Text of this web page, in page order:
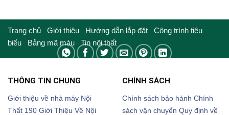
Trang chủ Giới thiệu Hướng dẫn lắp đặt Công trình tiêu
biểu
Bảng mã màu Tin nội thất
THÔNG TIN CHUNG
Giới thiệu về nhà máy Nội
Thất 190 Giới Thiệu Về Nội
CHÍNH SÁCH
Chính sách bảo hành Chính
sách vận chuyển Quy định về